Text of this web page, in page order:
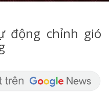
động chỉnh gió